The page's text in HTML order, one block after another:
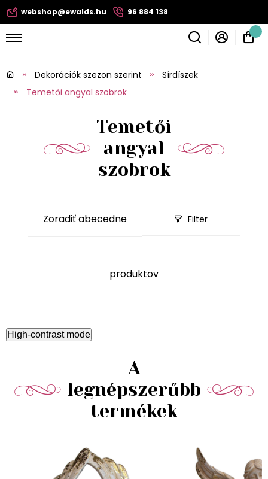
webshop@ewalds.hu 96 884 138
Dekorációk szezon szerint
Sírdíszek
Temetői angyal szobrok
Temetői
angyal
szobrok
Filter
produktov
High-contrast mode
A
legnépszerűbb
termékek